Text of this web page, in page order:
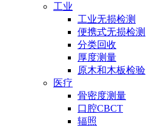
工业
工业无损检测
便携式无损检测
分类回收
厚度测量
原木和木板检验
医疗
骨密度测量
口腔CBCT
辐照